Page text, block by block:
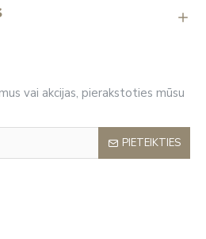
vai akcijas, pierakstoties mūsu
PIETEIKTIES